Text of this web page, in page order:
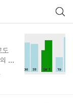
도
대
다
는